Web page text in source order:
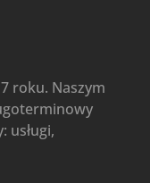
roku. Naszym
usługi,